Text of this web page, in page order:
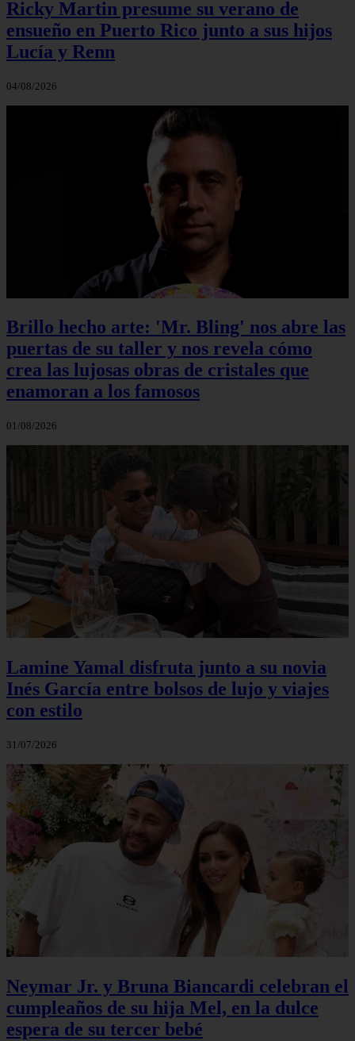
Ricky Martin presume su verano de
ensueño en Puerto Rico junto a sus hijos
Lucía y Renn
04/08/2026
Brillo hecho arte: 'Mr. Bling' nos abre las
puertas de su taller y nos revela cómo
crea las lujosas obras de cristales que
enamoran a los famosos
01/08/2026
Lamine Yamal disfruta junto a su novia
Inés García entre bolsos de lujo y viajes
con estilo
31/07/2026
Neymar Jr. y Bruna Biancardi celebran el
cumpleaños de su hija Mel, en la dulce
espera de su tercer bebé